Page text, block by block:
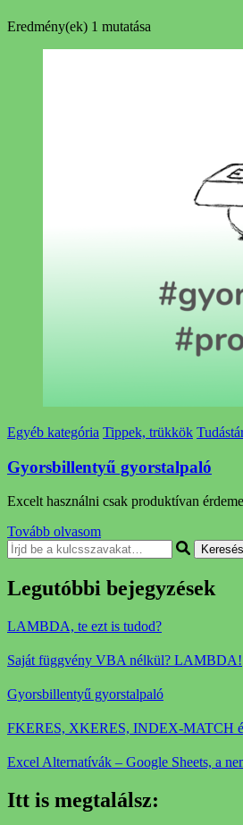
Eredmény(ek) 1 mutatása
Egyéb kategória Tippek, trükkök
Gyorsbillentyű gyorstalpaló
Excelt használni csak produktívan
Tovább olvasom
Keresel
valamit?
Legutóbbi bejegyzések
LAMBDA, te ezt is tudod?
Saját függvény VBA nélkül? LAMBDA!
Gyorsbillentyű gyorstalpaló
FKERES, XKERES, INDEX-MATCH
Excel Alternatívák – Google Sheets, a
Itt is megtalálsz: